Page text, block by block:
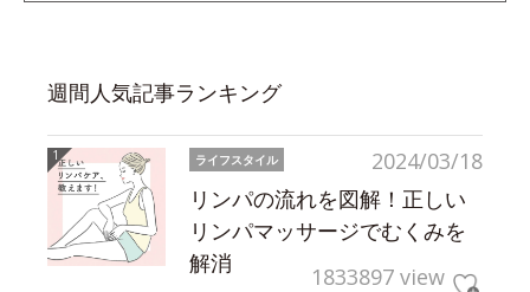
週間人気記事ランキング
2024/03/18
ライフスタイル
リンパの流れを図解！正しい
リンパマッサージでむくみを
解消
1833897 view